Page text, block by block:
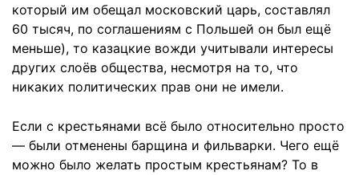
который им обещал московский царь, составлял
60 тысяч, по соглашениям с Польшей он был ещё
меньше), то казацкие вожди учитывали интересы
других слоёв общества, несмотря на то, что
никаких политических прав они не имели.
Если с крестьянами всё было относительно просто
— были отменены барщина и фильварки. Чего ещё
можно было желать простым крестьянам? То в